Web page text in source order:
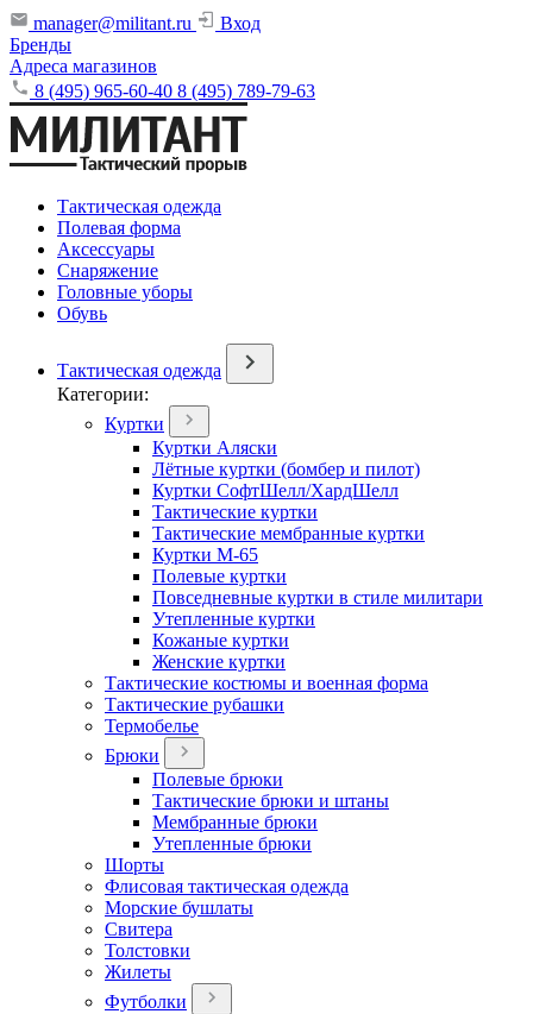
manager@militant.ru
Вход
Бренды
Адреса магазинов
8 (495) 965-60-40 8 (495) 789-79-63
Тактическая одежда
Полевая форма
Аксессуары
Снаряжение
Головные уборы
Обувь
Тактическая одежда
Категории:
Куртки
Куртки Аляски
Лётные куртки (бомбер и пилот)
Куртки СофтШелл/ХардШелл
Тактические куртки
Тактические мембранные куртки
Куртки М-65
Полевые куртки
Повседневные куртки в стиле милитари
Утепленные куртки
Кожаные куртки
Женские куртки
Тактические костюмы и военная форма
Тактические рубашки
Термобелье
Брюки
Полевые брюки
Тактические брюки и штаны
Мембранные брюки
Утепленные брюки
Шорты
Флисовая тактическая одежда
Морские бушлаты
Свитера
Толстовки
Жилеты
Футболки